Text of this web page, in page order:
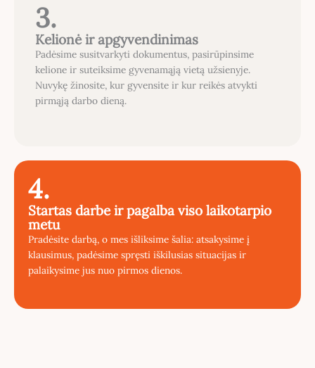
3.
Kelionė ir apgyvendinimas
Padėsime susitvarkyti dokumentus, pasirūpinsime
kelione ir suteiksime gyvenamąją vietą užsienyje.
Nuvykę žinosite, kur gyvensite ir kur reikės atvykti
pirmąją darbo dieną.
4.
Startas darbe ir pagalba viso laikotarpio
metu
Pradėsite darbą, o mes išliksime šalia: atsakysime į
klausimus, padėsime spręsti iškilusias situacijas ir
palaikysime jus nuo pirmos dienos.